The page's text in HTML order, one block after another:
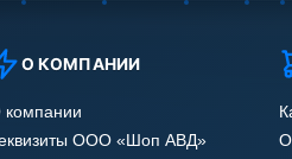
О КОМПАНИИ
компании
ООО «Шоп АВД»